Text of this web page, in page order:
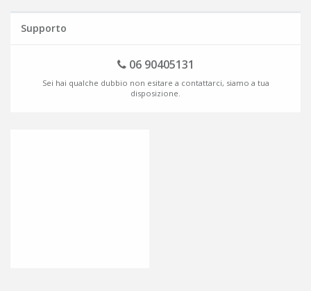
Supporto
06 90405131
Sei hai qualche dubbio non esitare a contattarci, siamo a tua
disposizione.